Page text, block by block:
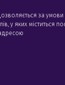
за
у яких міститься